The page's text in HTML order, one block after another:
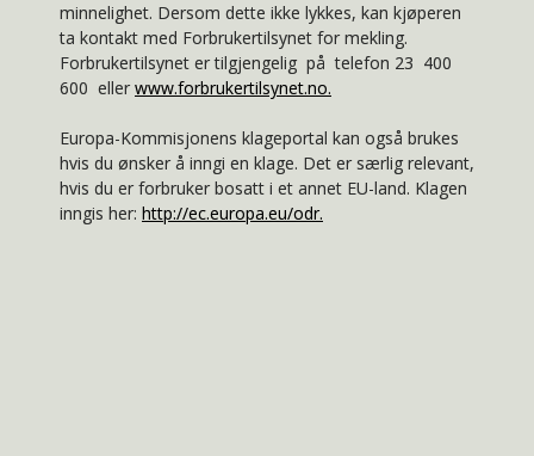
minnelighet. Dersom dette ikke lykkes, kan kjøperen
ta kontakt med Forbrukertilsynet for mekling.
Forbrukertilsynet er tilgjengelig på telefon 23 400
600 ellerwww.forbrukertilsynet.no.
Europa-Kommisjonens klageportal kan også brukes
hvis du ønsker å inngi en klage. Det er særlig relevant,
hvis du er forbruker bosatt i et annet EU-land. Klagen
inngis her: http://ec.europa.eu/odr.